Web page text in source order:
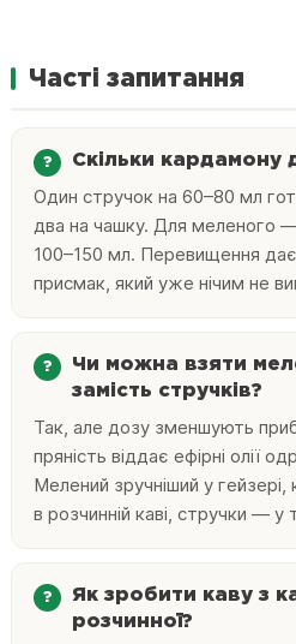
Часті запитання
Скільки кардамону
Один стручок на 60–80 мл
два на чашку. Для меленого
100–150 мл. Перевищення
присмак, який уже нічим не
Чи можна взяти
замість стручків?
Так, але дозу зменшують
пряність віддає ефірні олії
Мелений зручніший у гейзері,
в розчинній каві, стручки — у
Як зробити каву з
розчинної?